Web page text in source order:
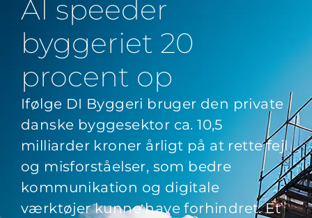
AI speeder
byggeriet 20
procent op
Ifølge DI Byggeri bruger den private
danske byggesektor ca. 10,5
milliarder kroner årligt på at rette fejl
og misforståelser, som bedre
kommunikation og digitale
værktøjer kunne have forhindret. Et